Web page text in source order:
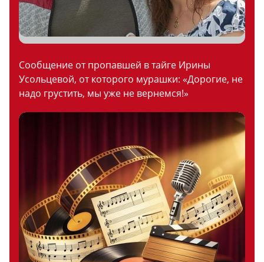
Сообщение от пропавшей в тайге Ирины
Усольцевой, от которого мурашки: «Дорогие, не
надо грустить, мы уже не вернемся!»